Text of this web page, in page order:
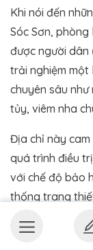
Khi nói đến
Sóc Sơn,
được người dân
trải nghiệm
chuyên sâu
tủy, viêm nha
Địa chỉ này
quá trình điều
với chế độ bảo
thống trang
chẩn đoán và
toàn tuyệt đối